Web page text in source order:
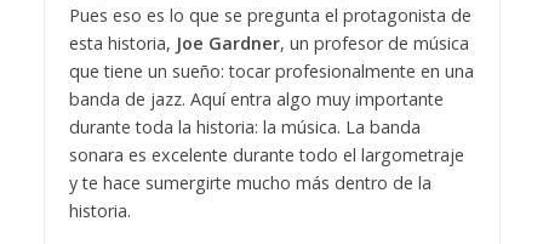
Pues eso es lo que se pregunta el protagonista de
esta historia, Joe Gardner, un profesor de música
que tiene un sueño: tocar profesionalmente en una
banda de jazz. Aquí entra algo muy importante
durante toda la historia: la música. La banda
sonara es excelente durante todo el largometraje
y te hace sumergirte mucho más dentro de la
historia.